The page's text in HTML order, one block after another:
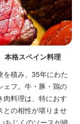
本格スペイン料理
を積み、35年にわた
ェフ。牛・豚・鶏の
肉料理は、特におす
との相性が堪りませ
ちじくのソースが絶
)